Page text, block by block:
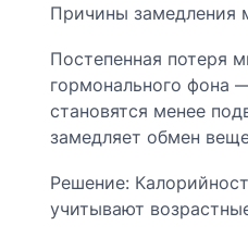
Причины замедления
Постепенная потеря
гормонального фона
становятся менее
замедляет обмен
Решение:
учитывают